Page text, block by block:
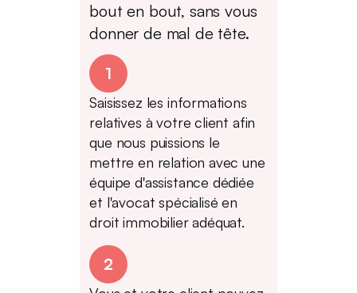
bout en bout, sans vous
donner de mal de tête.
1
Saisissez les informations
relatives à votre client afin
que nous puissions le
mettre en relation avec une
équipe d'assistance dédiée
et l'avocat spécialisé en
droit immobilier adéquat.
2